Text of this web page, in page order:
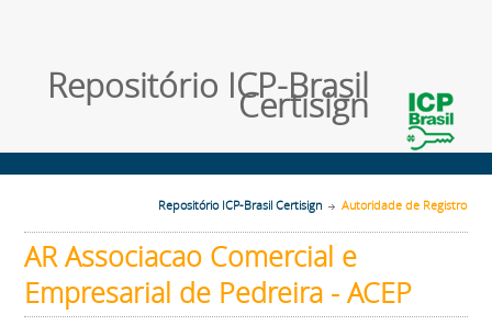
Repositório ICP-Brasil
Certisign
Repositório ICP-Brasil Certisign Autoridade de Registro
AR Associacao Comercial e
Empresarial de Pedreira - ACEP